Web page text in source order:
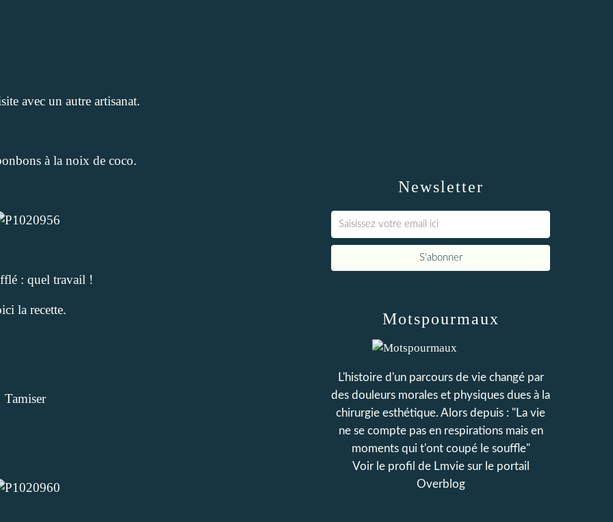
avec un autre artisanat.
à la noix de coco.
: quel travail !
la recette.
Tamiser
Newsletter
Motspourmaux
L'histoire d'un parcours de vie changé par
des douleurs morales et physiques dues à la
chirurgie esthétique. Alors depuis : "La vie
ne se compte pas en respirations mais en
moments qui t'ont coupé le souffle"
Voir le profil de Lmviesur le portail
Overblog